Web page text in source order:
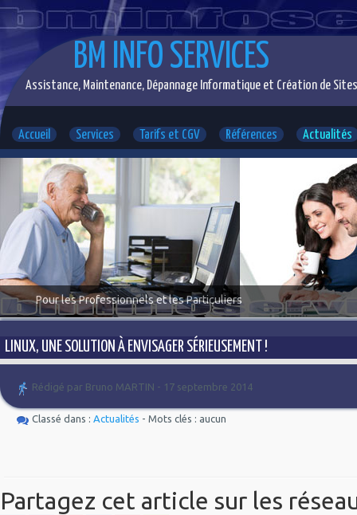
BM INFO SERVICES
Assistance, Maintenance, Dépannage Informatique et Création de
Accueil Services Tarifs et CGV Références Actualités
Pour les Professionnels et les Particuliers
LINUX, UNE SOLUTION À ENVISAGER SÉRIEUSEMENT !
Rédigé par Bruno MARTIN - 17 septembre 2014
Classé dans : Actualités - Mots clés : aucun
Partagez cet article sur les